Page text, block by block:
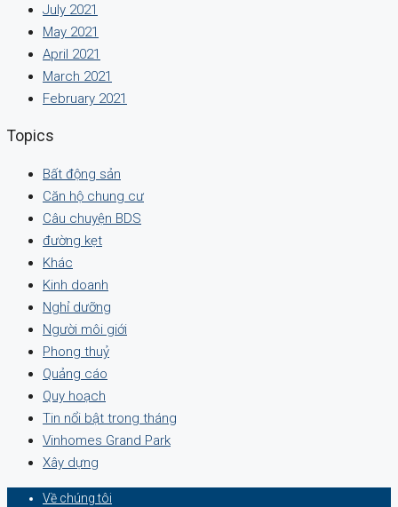
July 2021
May 2021
April 2021
March 2021
February 2021
Topics
Bất động sản
Căn hộ chung cư
Câu chuyện BDS
đường kẹt
Khác
Kinh doanh
Nghỉ dưỡng
Người môi giới
Phong thuỷ
Quảng cáo
Quy hoạch
Tin nổi bật trong tháng
Vinhomes Grand Park
Xây dựng
Về chúng tôi